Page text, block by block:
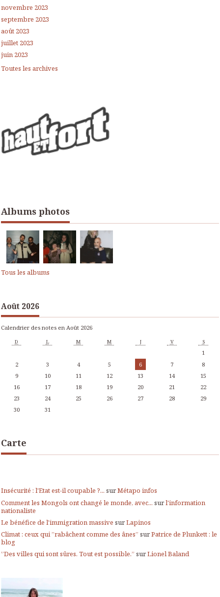
novembre 2023
septembre 2023
août 2023
juillet 2023
juin 2023
Toutes les archives
Albums photos
Tous les albums
Août 2026
Calendrier des notes en Août 2026
D L M M J V S
1
2
3 4 5 6 7
8
9
10 11 12 13 14
15
16
17 18 19 20 21
22
23
24 25 26 27 28
29
30
31
Carte
Insécurité : l'Etat est-il coupable ?... surMétapo infos
Comment les Mongols ont changé le monde, avec... surl'information
nationaliste
Le bénéfice de l'immigration massive surLapinos
Climat : ceux qui ”rabâchent comme des ânes” surPatrice de Plunkett : le
blog
”Des villes qui sont sûres. Tout est possible.” surLionel Baland